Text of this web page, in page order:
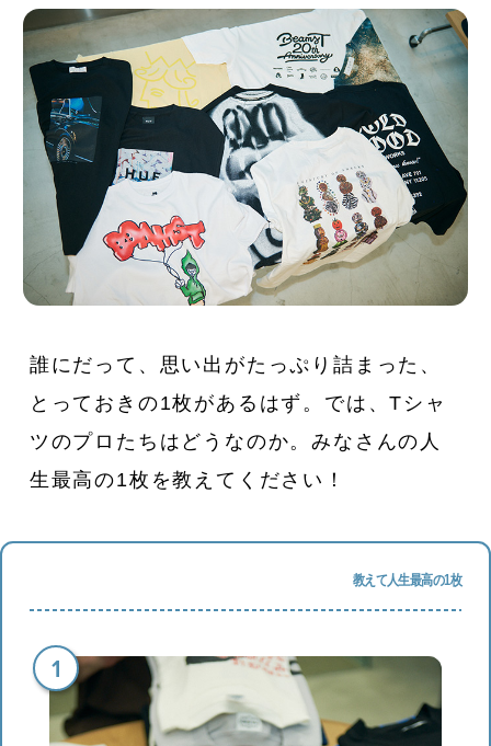
誰にだって、思い出がたっぷり詰まった、
とっておきの1枚があるはず。では、Tシャ
ツのプロたちはどうなのか。みなさんの人
生最高の1枚を教えてください！
教えて人生最高の1枚
1